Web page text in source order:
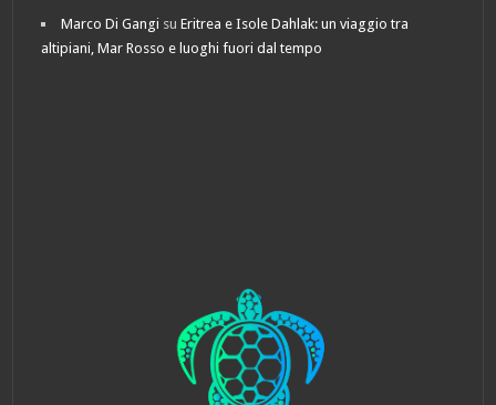
Marco Di Gangi suEritrea e Isole Dahlak: un viaggio tra
altipiani, Mar Rosso e luoghi fuori dal tempo